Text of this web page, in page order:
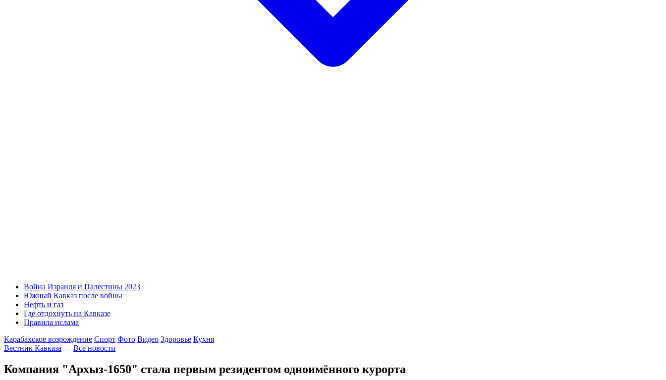
Война Израиля и Палестины 2023
Южный Кавказ после войны
Нефть и газ
Где отдохнуть на Кавказе
Правила ислама
Карабахское возрождение Спорт Фото Видео Здоровье Кухня
Вестник Кавказа — Все новости
Компания "Архыз-1650" стала первым резидентом одноимённого курорта